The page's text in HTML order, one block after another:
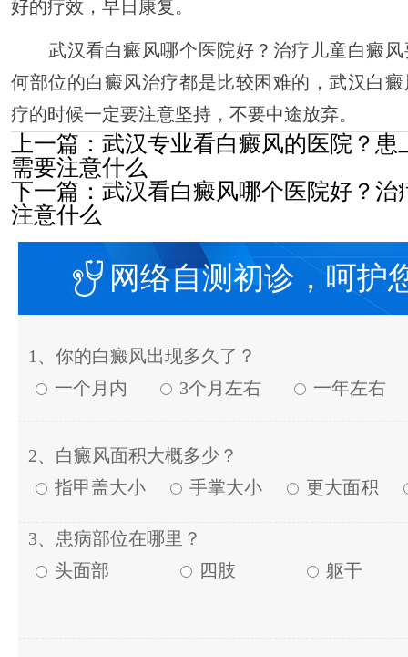
好的疗效，早日康复。
武汉看白癜风哪个医院好？治疗儿童白癜风
何部位的白癜风治疗都是比较困难的，武汉白
疗的时候一定要注意坚持，不要中途放弃。
上一篇： 武汉专业看白癜风的医院？患
需要注意什么
下一篇： 武汉看白癜风哪个医院好？治
注意什么
网络自测初诊，呵护
1、你的白癜风出现多久了？
一个月内
3个月左右 一年左右
2、白癜风面积大概多少？
指甲盖大小
手掌大小 更大面积
3、患病部位在哪里？
头面部
四肢 躯干